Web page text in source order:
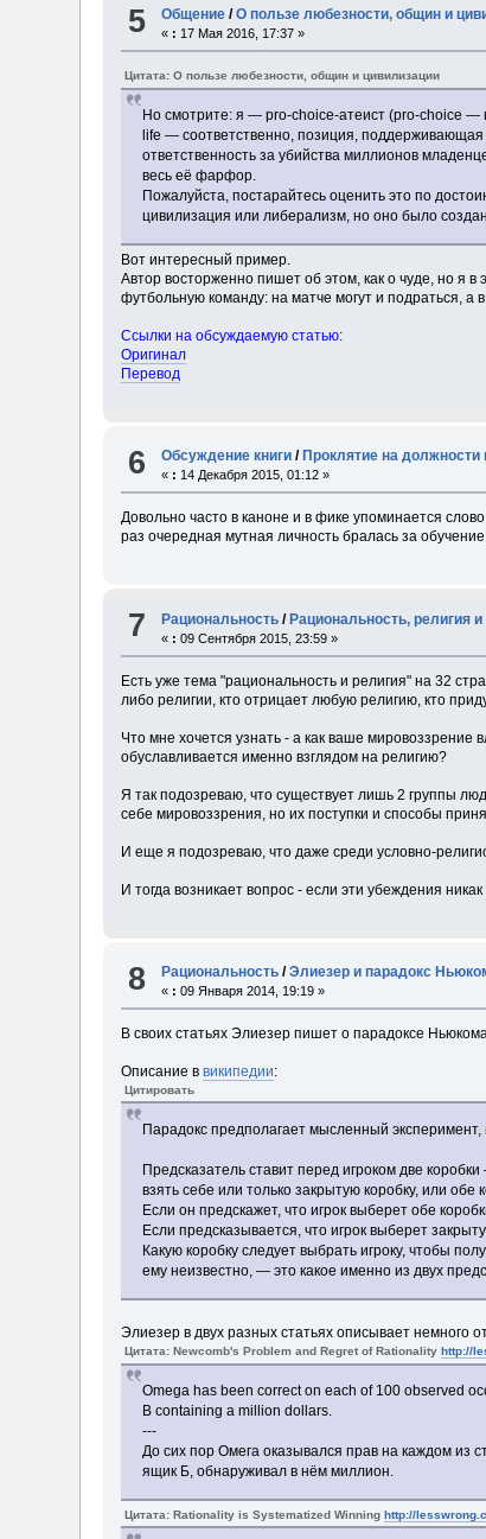
5 Общение /О пользе любезности, общин и
« : 17 Мая 2016, 17:37 »
Цитата: О пользе любезности, общин и цивилизации
Но смотрите: я — pro-choice-атеист (pro-choice —
life — соответственно, позиция,
ответственность за убийства миллионов
весь её фарфор.
Пожалуйста, постарайтесь оценить это по
цивилизация или либерализм, но оно было
Вот интересный пример.
Автор восторженно пишет об этом, как о чуде, но я
футбольную команду: на матче могут и подраться, а
Ссылки на обсуждаемую статью:
Оригинал
Перевод
6 Обсуждение книги / Проклятие на
« : 14 Декабря 2015, 01:12 »
Довольно часто в каноне и в фике упоминается
раз очередная мутная личность бралась за
7 Рациональность /Рациональность, религия
« : 09 Сентября 2015, 23:59 »
Есть уже тема "рациональность и религия" на 32
либо религии, кто отрицает любую религию, кто
Что мне хочется узнать - а как ваше
обуславливается именно взглядом на религию?
Я так подозреваю, что существует лишь 2 группы
себе мировоззрения, но их поступки и способы
И еще я подозреваю, что даже среди условно-
И тогда возникает вопрос - если эти убеждения
8 Рациональность /Элиезер и парадокс
« : 09 Января 2014, 19:19 »
В своих статьях Элиезер пишет о парадоксе
Описание ввикипедии:
Цитировать
Парадокс предполагает мысленный
Предсказатель ставит перед игроком две
взять себе или только закрытую коробку, или
Если он предскажет, что игрок выберет обе
Если предсказывается, что игрок выберет
Какую коробку следует выбрать игроку, чтобы
ему неизвестно, — это какое именно из двух
Элиезер в двух разных статьях описывает немного
Цитата: Newcomb's Problem and Regret of Rationality http://
Omega has been correct on each of 100 observed
B containing a million dollars.
---
До сих пор Омега оказывался прав на каждом из
ящик Б, обнаруживал в нём миллион.
Цитата: Rationality is Systematized Winninghttp://